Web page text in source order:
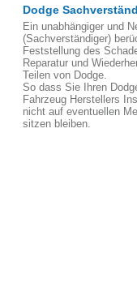
Dodge
Ein unabhängiger und
(Sachverständiger)
Feststellung des
Reparatur und
Teilen von Dodge.
So dass Sie Ihren
Fahrzeug Herstellers
nicht auf eventuellen
sitzen bleiben.